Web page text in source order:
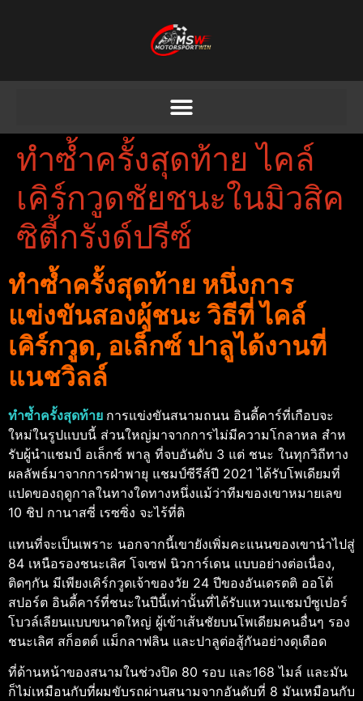
ทําซ้ำครั้งสุดท้าย ไคล์
เคิร์กวูดชัยชนะในมิวสิค
ซิตี้กรังด์ปรีซ์
ทําซ้ำครั้งสุดท้าย หนึ่งการ
แข่งขันสองผู้ชนะ วิธีที่ ไคล์
เคิร์กวูด, อเล็กซ์ ปาลูได้งานที่
แนชวิลล์
ทําซ้ำครั้งสุดท้าย การแข่งขันสนามถนน อินดี้คาร์ที่เกือบจะ
ใหม่ในรูปแบบนี้ ส่วนใหญ่มาจากการไม่มีความโกลาหล สําห
รับผู้นําแชมป์ อเล็กซ์ พาลู ที่จบอันดับ 3 แต่ ชนะ ในทุกวิถีทาง
ผลลัพธ์มาจากการฝ่าพายุ แชมป์ซีรีส์ปี 2021 ได้รับโพเดียมที่
แปดของฤดูกาลในทางใดทางหนึ่งแม้ว่าทีมของเขาหมายเลข
10 ชิป กานาสซี่ เรซซิ่ง จะไร้ที่ติ
แทนที่จะเป็นเพราะ นอกจากนี้เขายังเพิ่มคะแนนของเขานําไปสู่
84 เหนือรองชนะเลิศ โจเซฟ นิวการ์เดน แบบอย่างต่อเนื่อง,
ติดๆกัน มีเพียงเคิร์กวูดเจ้าของวัย 24 ปีของอันเดรตติ ออโต้
สปอร์ต อินดี้คาร์ที่ชนะในปีนี้เท่านั้นที่ได้รับแหวนแชมป์ซูเปอร์
โบวล์เลียนแบบขนาดใหญ่ ผู้เข้าเส้นชัยบนโพเดียมคนอื่นๆ รอง
ชนะเลิศ สก็อตต์ แม็กลาฟลิน และปาลูต่อสู้กันอย่างดุเดือด
ที่ด้านหน้าของสนามในช่วงปิด 80 รอบ และ168 ไมล์ และมัน
ก็ไม่เหมือนกับที่ผมขับรถผ่านสนามจากอันดับที่ 8 มันเหมือนกับ